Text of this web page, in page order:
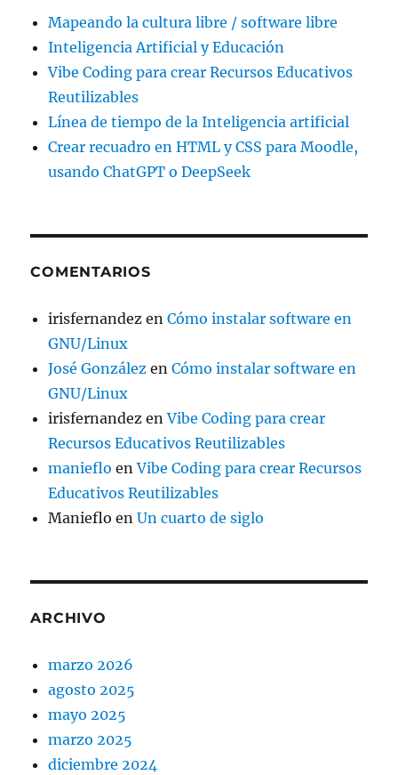
Mapeando la cultura libre / software libre
Inteligencia Artificial y Educación
Vibe Coding para crear Recursos Educativos
Reutilizables
Línea de tiempo de la Inteligencia artificial
Crear recuadro en HTML y CSS para Moodle,
usando ChatGPT o DeepSeek
COMENTARIOS
irisfernandez enCómo instalar software en
GNU/Linux
José González enCómo instalar software en
GNU/Linux
irisfernandez enVibe Coding para crear
Recursos Educativos Reutilizables
manieflo enVibe Coding para crear Recursos
Educativos Reutilizables
Manieflo enUn cuarto de siglo
ARCHIVO
marzo 2026
agosto 2025
mayo 2025
marzo 2025
diciembre 2024